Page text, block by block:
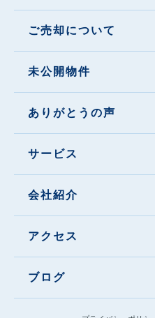
ご売却について
未公開物件
ありがとうの声
サービス
会社紹介
アクセス
ブログ